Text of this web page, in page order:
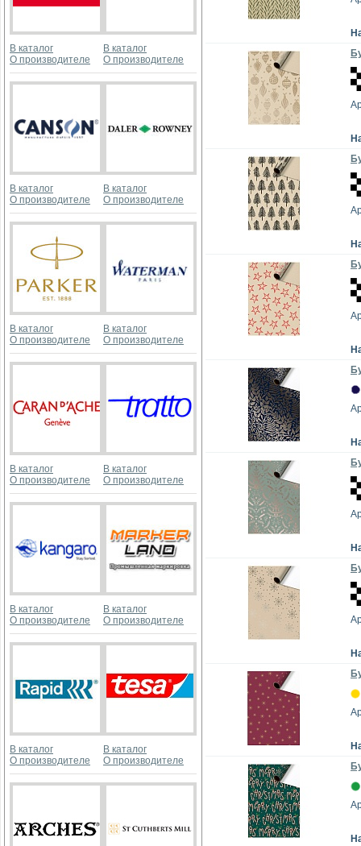
В каталог
О производителе
В каталог
О производителе
В каталог
О производителе
В каталог
О производителе
В каталог
О производителе
В каталог
О производителе
В каталог
О производителе
В каталог
О производителе
В каталог
О производителе
В каталог
О производителе
В каталог
О производителе
В каталог
О производителе